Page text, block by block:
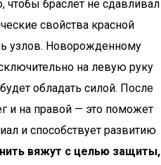
чтобы браслет не сдавливал
свойства красной
узлов. Новорожденному
на левую руку
обладать силой. После
и на правой — это поможет
и способствует развитию
вяжут с целью защиты,